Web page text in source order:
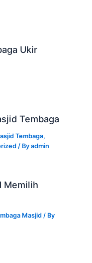
Ukir
Tembaga
Tembaga,
/ Byadmin
Memilih
Masjid / By